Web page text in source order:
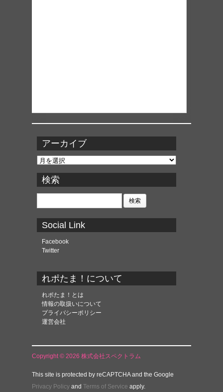
アーカイブ
ア
カ
イ
ブ
検索
検
Social Link
Facebook
Twitter
れポたま！について
れポたま！とは
情報の取扱いについて
プライバシーポリシー
運営会社
Copyright © 2026 株式会社スペクトラム
This site is protected by reCAPTCHA and the Google
Privacy Policy and Terms of Service apply.